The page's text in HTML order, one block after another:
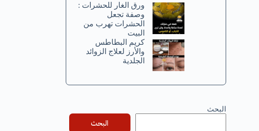
ورق الغار للحشرات :
وصفة تجعل
الحشرات تهرب من
البيت
كريم البطاطس
والأرز لعلاج الزوائد
الجلدية
البحث
البحث